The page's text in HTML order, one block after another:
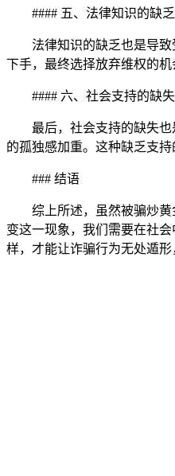
#### 五、法律知识的缺乏
法律知识的缺乏也是导
下手，最终选择放弃维权的机
#### 六、社会支持的缺失
最后，社会支持的缺失
的孤独感加重。这种缺乏支
### 结语
综上所述，虽然被骗炒
变这一现象，我们需要在社
样，才能让诈骗行为无处遁形